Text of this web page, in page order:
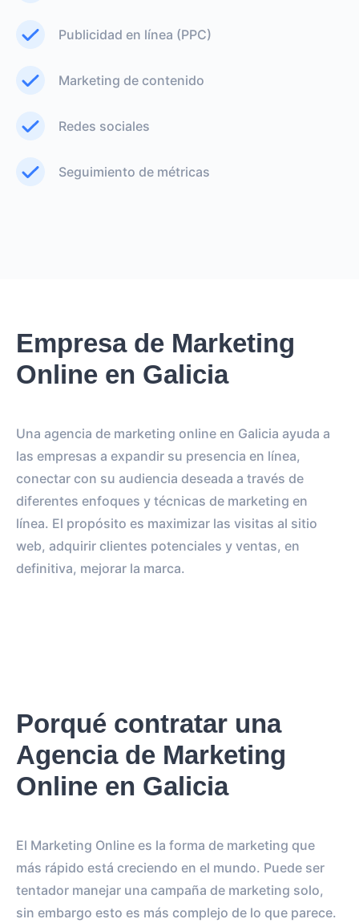
Publicidad en línea (PPC)
Marketing de contenido
Redes sociales
Seguimiento de métricas
Empresa de Marketing
Online en Galicia
Una agencia de marketing online en Galicia ayuda a
las empresas a expandir su presencia en línea,
conectar con su audiencia deseada a través de
diferentes enfoques y técnicas de marketing en
línea. El propósito es maximizar las visitas al sitio
web, adquirir clientes potenciales y ventas, en
definitiva, mejorar la marca.
Porqué contratar una
Agencia de Marketing
Online en Galicia
El Marketing Online es la forma de marketing que
más rápido está creciendo en el mundo. Puede ser
tentador manejar una campaña de marketing solo,
sin embargo esto es más complejo de lo que parece.